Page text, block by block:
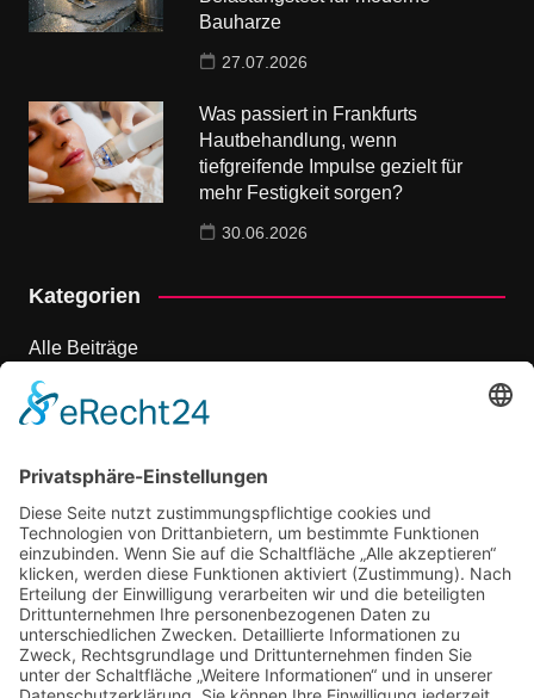
Bauharze
27.07.2026
Was passiert in Frankfurts
Hautbehandlung, wenn
tiefgreifende Impulse gezielt für
mehr Festigkeit sorgen?
30.06.2026
Kategorien
Alle Beiträge
Dienstleistungen
Marketing
Onlinemarketing
Shopping und mehr
Sonstiges